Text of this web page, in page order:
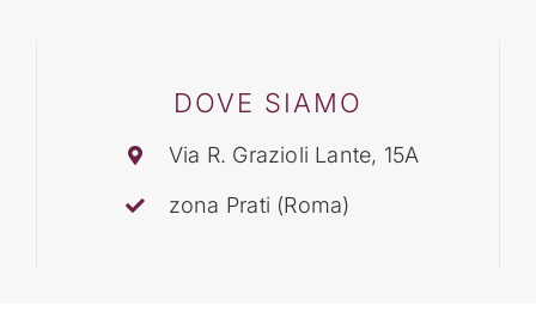
DOVE SIAMO
Via R. Grazioli Lante, 15A
zona Prati (Roma)